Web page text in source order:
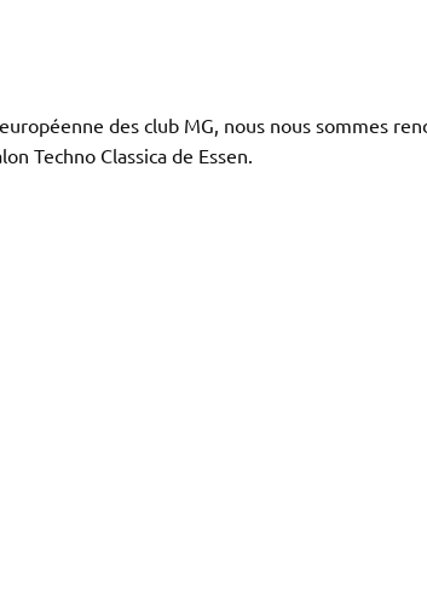
européenne des club MG, nous nous sommes
Techno Classica de Essen.